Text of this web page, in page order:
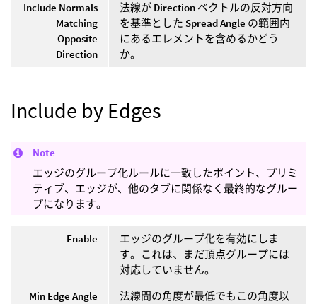
Include Normals
Matching
Opposite
Direction
法線が Direction ベクトルの反対方向
を基準とした Spread Angle の範囲内
にあるエレメントを含めるかどう
か。
Include by Edges
Note
エッジのグループ化ルールに一致したポイント、プリミ
ティブ、エッジが、他のタブに関係なく最終的なグルー
プになります。
Enable
エッジのグループ化を有効にしま
す。これは、まだ頂点グループには
対応していません。
Min Edge Angle
法線間の角度が最低でもこの角度以